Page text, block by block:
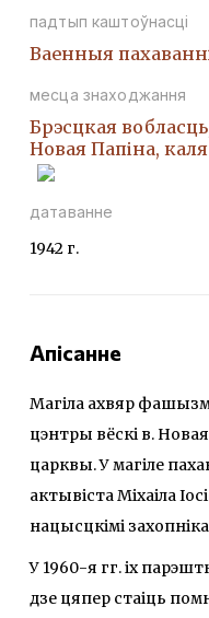
падтып каштоўнасці
Ваенныя
месца знаходжання
Брэсцкая
Новая Папіна,
датаванне
1942 г.
Апісанне
Maгіла ахвяр
цэнтры вёскі в.
царквы. У магіле
актывіста Mixaіла
нацысцкімі
У 1960-я гг. іх
дзе цяпер стаіць